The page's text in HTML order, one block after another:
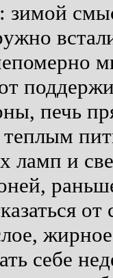
зимой
печь
ламп и
от
себе